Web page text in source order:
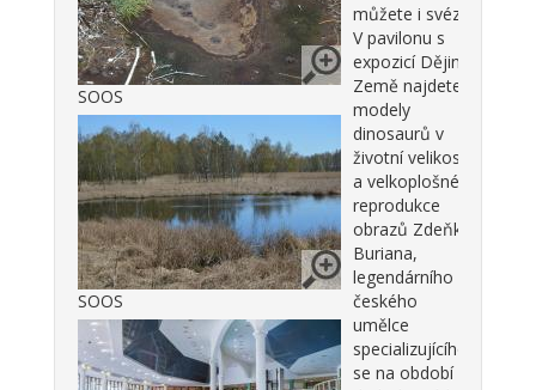
SOOS
SOOS
můžete i svézt.
V pavilonu s
expozicí Dějiny
Země najdete
modely
dinosaurů v
životní velikosti
a velkoplošné
reprodukce
obrazů Zdeňka
Buriana,
legendárního
českého
umělce
specializujícího
se na období